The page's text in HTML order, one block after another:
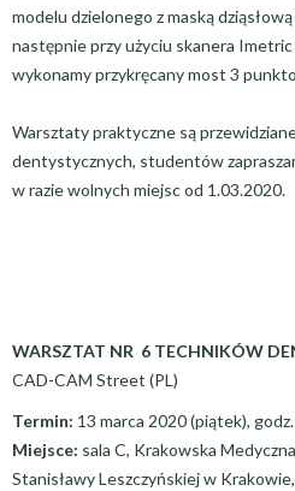
modelu dzielonego z maską
następnie przy użyciu skanera
wykonamy przykręcany most 3
Warsztaty praktyczne są
dentystycznych, studentów
w razie wolnych miejsc od 1.03.2020.
WARSZTAT NR 6 TECHNIKÓW
CAD-CAM Street (PL)
Termin: 13 marca 2020 (piątek),
Miejsce: sala C, Krakowska
Stanisławy Leszczyńskiej w